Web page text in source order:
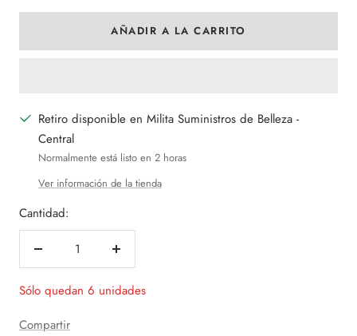
AÑADIR A LA CARRITO
Retiro disponible en Milita Suministros de Belleza -
Central
Normalmente está listo en 2 horas
Ver información de la tienda
Cantidad:
Decrecer
Aumentar
Sólo quedan 6 unidades
Compartir